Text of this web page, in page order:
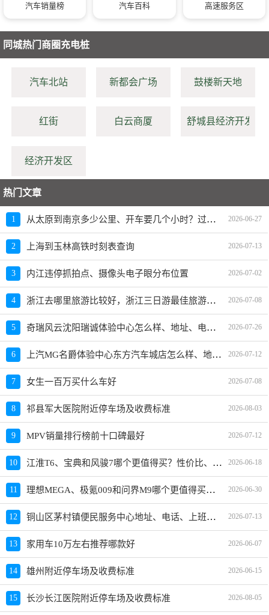
汽车销量榜 汽车百科 高速服务区
同城热门商圈充电桩
汽车北站 新都会广场 鼓楼新天地
红街 白云商厦 舒城县经济开发区
经济开发区
热门文章
1 从太原到南京多少公里、开车要几个小时？过路费、油费等 2026-06-27
2 上海到玉林高铁时刻表查询 2026-07-13
3 内江违停抓拍点、摄像头电子眼分布位置 2026-07-02
4 浙江去哪里旅游比较好，浙江三日游最佳旅游去处 2026-07-08
5 奇瑞风云沈阳瑞诚体验中心怎么样、地址、电话、上班时间查询 2026-07-26
6 上汽MG名爵体验中心东方汽车城店怎么样、地址、电话、上班时间查询 2026-07-12
7 女生一百万买什么车好 2026-07-08
8 祁县军大医院附近停车场及收费标准 2026-08-03
9 MPV销量排行榜前十口碑最好 2026-07-12
10 江淮T6、宝典和风骏7哪个更值得买？性价比、配置对比 2026-06-18
11 理想MEGA、极氪009和问界M9哪个更值得买？性价比、配置对比 2026-06-30
12 铜山区茅村镇便民服务中心地址、电话、上班时间、能处理违章吗 2026-07-13
13 家用车10万左右推荐哪款好 2026-06-07
14 雄州附近停车场及收费标准 2026-06-15
15 长沙长江医院附近停车场及收费标准 2026-08-05